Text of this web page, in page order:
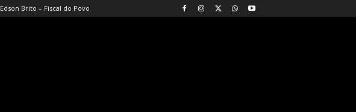
Edson Brito – Fiscal do Povo